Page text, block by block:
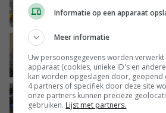
15-05-2018
Oesterzwam en
in trek
06-03-2018
Banken brengt
markt
Informatie op een apparaat
Meer informatie
Uw persoonsgegevens worden
apparaat (cookies, unieke ID's en
kan worden opgeslagen door,
4 partners of specifiek door deze site
onze partners kunnen precieze
gebruiken. Lijst met partners.